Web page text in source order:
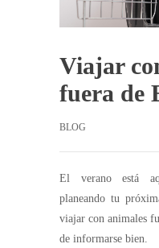
Viajar
fuera de
BLOG
El verano está
planeando tu
viajar con animales
de informarse bien.